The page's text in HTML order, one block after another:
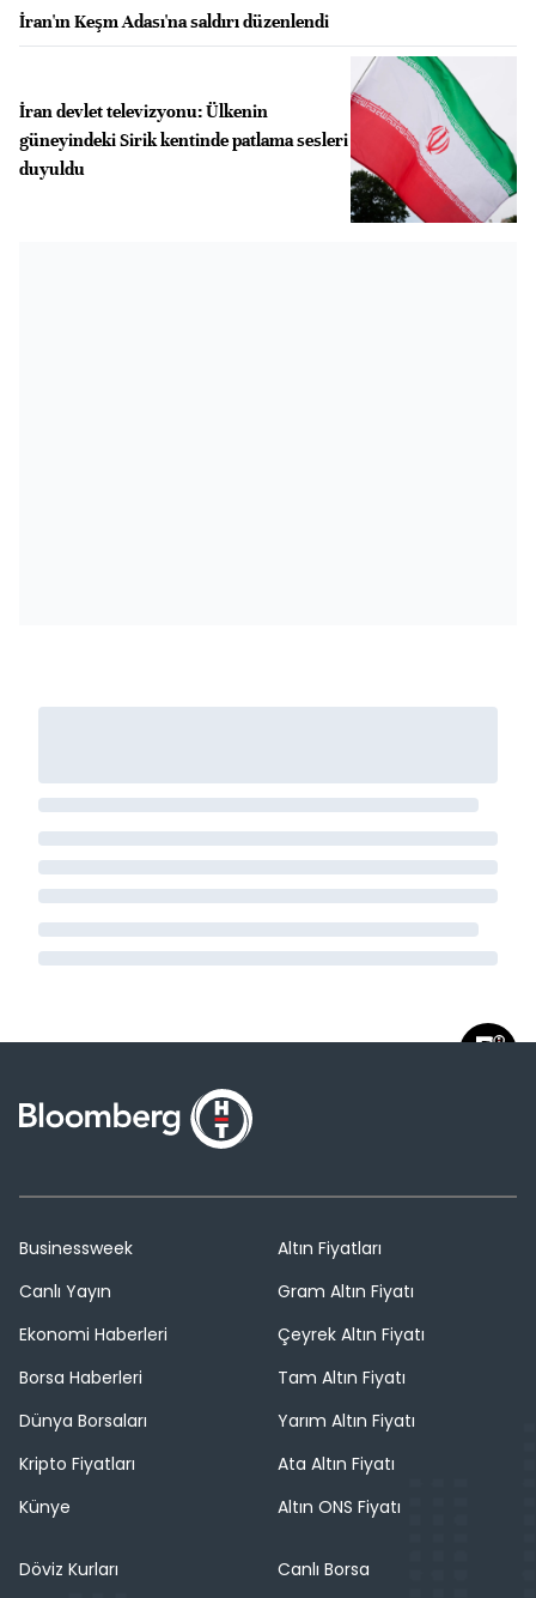
İran'ın Keşm Adası'na saldırı düzenlendi
İran devlet televizyonu: Ülkenin
güneyindeki Sirik kentinde patlama sesleri
duyuldu
Businessweek
Canlı Yayın
Ekonomi Haberleri
Borsa Haberleri
Dünya Borsaları
Kripto Fiyatları
Künye
Altın Fiyatları
Gram Altın Fiyatı
Çeyrek Altın Fiyatı
Tam Altın Fiyatı
Yarım Altın Fiyatı
Ata Altın Fiyatı
Altın ONS Fiyatı
Döviz Kurları
Canlı Borsa